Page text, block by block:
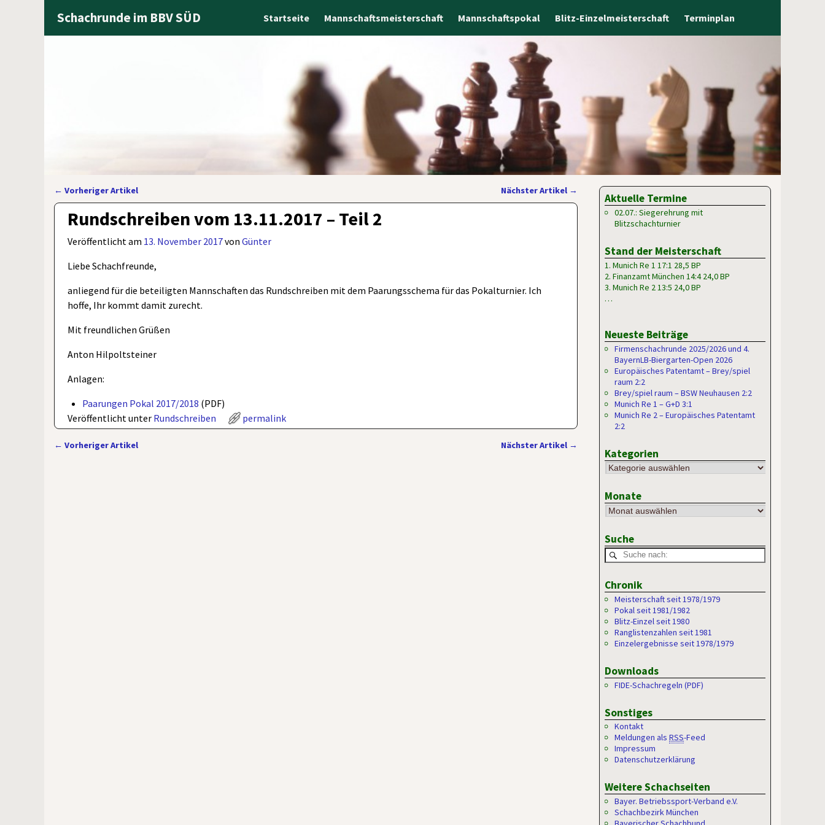
Schachrunde im BBV SÜD Startseite Mannschaftsmeisterschaft Mannschaftspokal Blitz-Einzelmeisterschaft Terminplan
Artikelnavigation
← Vorheriger Artikel Nächster Artikel →
Rundschreiben vom 13.11.2017 – Teil 2
Veröffentlicht am 13. November 2017vonGünter
Liebe Schachfreunde,
anliegend für die beteiligten Mannschaften das Rundschreiben mit dem Paarungsschema für das Pokalturnier. Ich
hoffe, Ihr kommt damit zurecht.
Mit freundlichen Grüßen
Anton Hilpoltsteiner
Anlagen:
Paarungen Pokal 2017/2018 (PDF)
Veröffentlicht unter Rundschreiben permalink
← Vorheriger Artikel Nächster Artikel →
Aktuelle Termine
02.07.: Siegerehrung mit
Blitzschachturnier
Stand der Meisterschaft
1. Munich Re 1 17:1 28,5 BP
2. Finanzamt München 14:4 24,0 BP
3. Munich Re 2 13:5 24,0 BP
…
Neueste Beiträge
Firmenschachrunde 2025/2026 und 4.
BayernLB-Biergarten-Open 2026
Europäisches Patentamt – Brey/spiel
raum 2:2
Brey/spiel raum – BSW Neuhausen 2:2
Munich Re 1 – G+D 3:1
Munich Re 2 – Europäisches Patentamt
2:2
Kategorien
Monate
Suche
Chronik
Meisterschaft seit 1978/1979
Pokal seit 1981/1982
Blitz-Einzel seit 1980
Ranglistenzahlen seit 1981
Einzelergebnisse seit 1978/1979
Downloads
FIDE-Schachregeln (PDF)
Sonstiges
Kontakt
Meldungen alsRSS-Feed
Impressum
Datenschutzerklärung
Weitere Schachseiten
Bayer. Betriebssport-Verband e.V.
Schachbezirk München